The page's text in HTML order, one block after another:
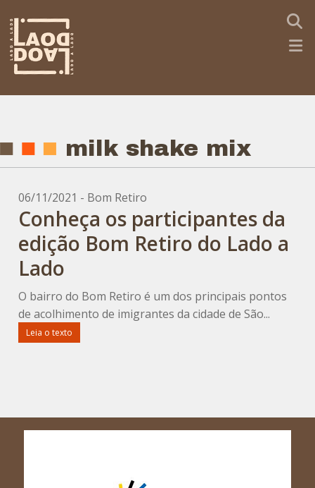
milk shake mix
06/11/2021 - Bom Retiro
Conheça os participantes da
edição Bom Retiro do Lado a
Lado
O bairro do Bom Retiro é um dos principais pontos
de acolhimento de imigrantes da cidade de São...
Leia o texto